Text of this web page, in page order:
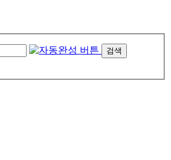
검색